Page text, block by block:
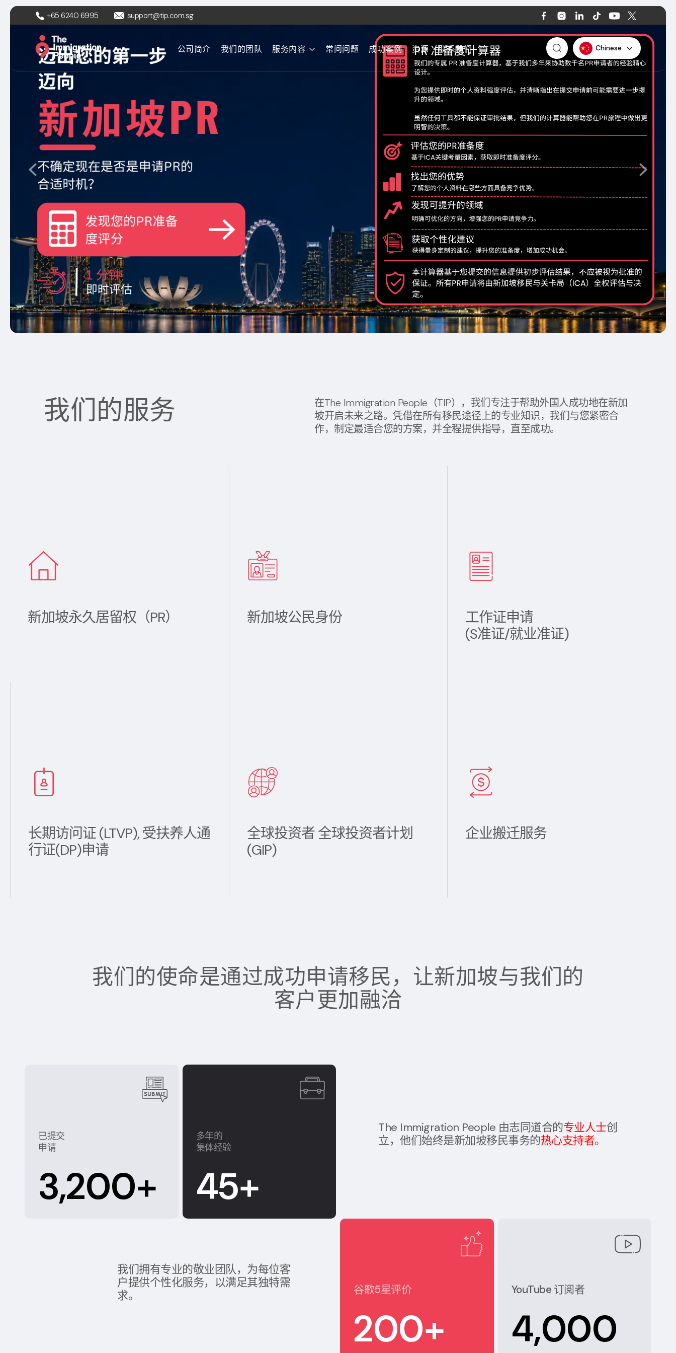
+65 6240 6995 support@tip.com.sg
公司简介 我们的团队 服务内容 常问问题 成功案例 资源 联系我们 Chinese
我们的服务
在The Immigration People（TIP），我们专注于帮助外国人成功地在新加
坡开启未来之路。凭借在所有移民途径上的专业知识，我们与您紧密合
作，制定最适合您的方案，并全程提供指导，直至成功。
新加坡永久居留权（PR） 新加坡公民身份
工作证申请
(S准证/就业准证)
长期访问证 (LTVP), 受扶养人通
行证(DP)申请
全球投资者 全球投资者计划
(GIP)
企业搬迁服务
我们的使命是通过成功申请移民，让新加坡与我们的
客户更加融洽
已提交
申请
3,200+
多年的
集体经验
45+
The Immigration People 由志同道合的专业人士创
立，他们始终是新加坡移民事务的热心支持者。
我们拥有专业的敬业团队，为每位客
户提供个性化服务，以满足其独特需
求。
谷歌5星评价
200+
YouTube 订阅者
4,000